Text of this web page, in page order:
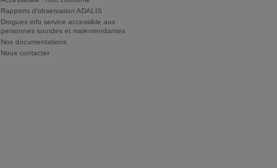
Rapports d'observation ADALIS
Drogues info service accessible aux
personnes sourdes et malentendantes
Nos documentations
Nous contacter